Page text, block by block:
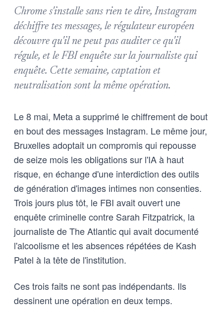
Chrome s'installe sans rien te dire, Instagram
déchiffre tes messages, le régulateur européen
découvre qu'il ne peut pas auditer ce qu'il
régule, et le FBI enquête sur la journaliste qui
enquête. Cette semaine, captation et
neutralisation sont la même opération.
Le 8 mai, Meta a supprimé le chiffrement de bout
en bout des messages Instagram. Le même jour,
Bruxelles adoptait un compromis qui repousse
de seize mois les obligations sur l'IA à haut
risque, en échange d'une interdiction des outils
de génération d'images intimes non consenties.
Trois jours plus tôt, le FBI avait ouvert une
enquête criminelle contre Sarah Fitzpatrick, la
journaliste de The Atlantic qui avait documenté
l'alcoolisme et les absences répétées de Kash
Patel à la tête de l'institution.
Ces trois faits ne sont pas indépendants. Ils
dessinent une opération en deux temps.